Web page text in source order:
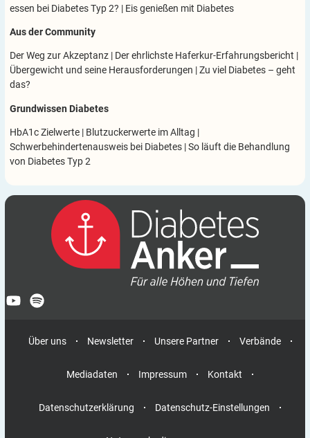
essen bei Diabetes Typ 2? | Eis genießen mit Diabetes
Aus der Community
Der Weg zur Akzeptanz | Der ehrlichste Haferkur-Erfahrungsbericht |
Übergewicht und seine Herausforderungen |Zu viel Diabetes – geht
das?
Grundwissen Diabetes
HbA1c Zielwerte | Blutzuckerwerte im Alltag |
Schwerbehindertenausweis bei Diabetes |So läuft die Behandlung
von Diabetes Typ 2
Über uns Newsletter Unsere Partner Verbände
Mediadaten Impressum Kontakt
Datenschutzerklärung Datenschutz-Einstellungen